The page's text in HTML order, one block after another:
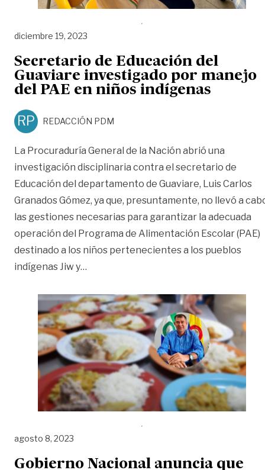
diciembre 19, 2023
Secretario de Educación del
Guaviare investigado por manejo
del PAE en niños indígenas
RP REDACCIÓN PDM
La Procuraduría General de la Nación abrió una
investigación disciplinaria contra el secretario de
Educación del departamento de Guaviare, Luis Carlos
Granados Gómez, ya que, presuntamente, no llevó a
las gestiones necesarias para garantizar la adecuada
operación del Programa de Alimentación Escolar (PAE)
destinado a los niños pertenecientes a los pueblos
indígenas Jiw y…
agosto 8, 2023
Gobierno Nacional anuncia que